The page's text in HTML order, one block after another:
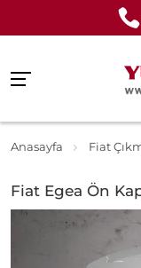
Anasayfa Fiat
Fiat Egea Ön